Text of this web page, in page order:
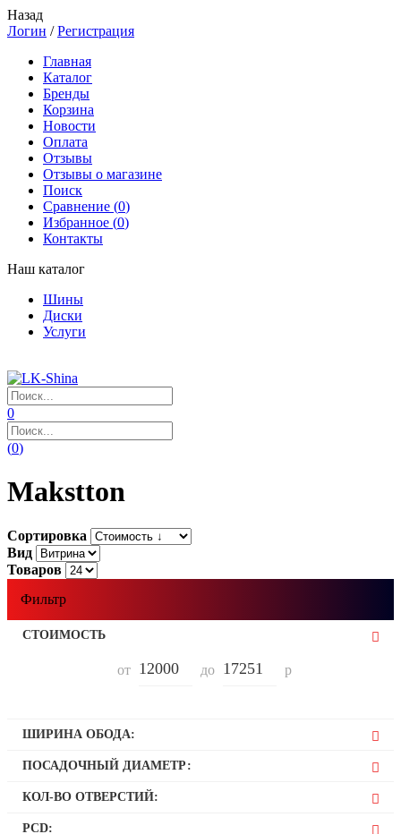
Назад
Логин /Регистрация
Главная
Каталог
Бренды
Корзина
Новости
Оплата
Отзывы
Отзывы о магазине
Поиск
Сравнение (0)
Избранное (0)
Контакты
Наш каталог
Шины
Диски
Услуги
0
(0)
Makstton
Сортировка
Вид
Товаров
Фильтр
СТОИМОСТЬ
от до р
ШИРИНА ОБОДА:
7,5
ПОСАДОЧНЫЙ ДИАМЕТР:
17
КОЛ-ВО ОТВЕРСТИЙ:
5
PCD: